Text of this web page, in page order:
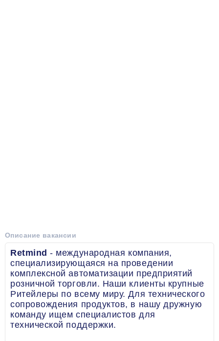
Описание вакансии
Retmind - международная компания,
специализирующаяся на проведении
комплексной автоматизации предприятий
розничной торговли. Наши клиенты крупные
Ритейлеры по всему миру. Для технического
сопровождения продуктов, в нашу дружную
команду ищем специалистов для
технической поддержки.